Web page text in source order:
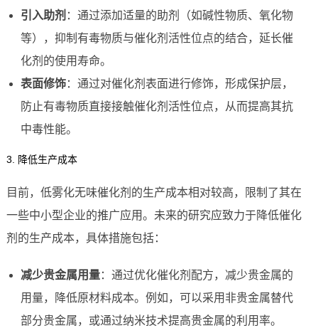
引入助剂 ：通过添加适量的助剂（如碱性物质、氧化物
等），抑制有毒物质与催化剂活性位点的结合，延长催
化剂的使用寿命。
表面修饰：通过对催化剂表面进行修饰，形成保护层，
防止有毒物质直接接触催化剂活性位点，从而提高其抗
中毒性能。
3. 降低生产成本
目前，低雾化无味催化剂的生产成本相对较高，限制了其在
一些中小型企业的推广应用。未来的研究应致力于降低催化
剂的生产成本，具体措施包括：
减少贵金属用量：通过优化催化剂配方，减少贵金属的
用量，降低原材料成本。例如，可以采用非贵金属替代
部分贵金属，或通过纳米技术提高贵金属的利用率。